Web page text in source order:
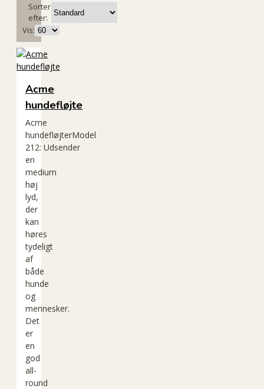
Sorter
efter:
Vis:
Acme
hundefløjte
Acme
hundefløjterModel
212: Udsender
en
medium
høj
lyd,
der
kan
høres
tydeligt
af
både
hunde
og
mennesker.
Det
er
en
god
all-
round